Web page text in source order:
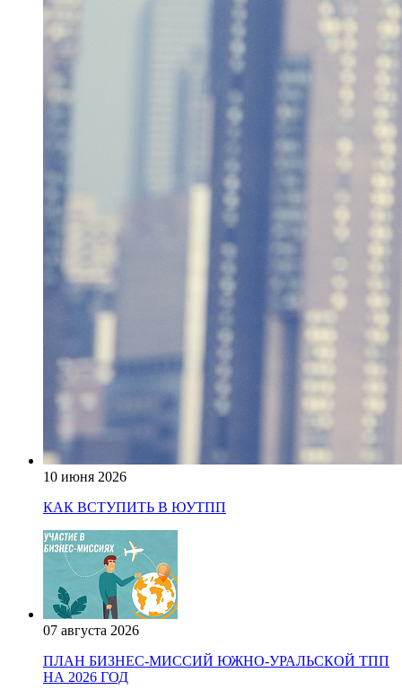
10 июня 2026
КАК ВСТУПИТЬ В ЮУТПП
07 августа 2026
ПЛАН БИЗНЕС-МИССИЙ ЮЖНО-УРАЛЬСКОЙ ТПП
НА 2026 ГОД